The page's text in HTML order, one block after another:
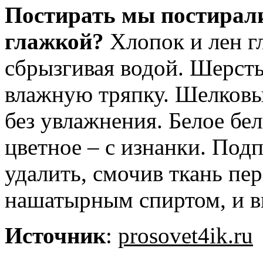
Постирать мы
глажкой? Хлопок и лен
сбрызгивая водой.
влажную тряпку.
без увлажнения. Белое
цветное – с изнанки.
удалить, смочив ткань
нашатырным спиртом, и
Источник: prosovet4ik.ru